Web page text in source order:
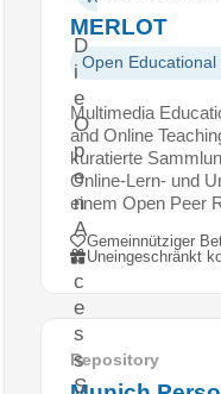
D
i
e
O
p
e
n
A
c
c
e
s
s
S
MERLOT
Open Educational
Multimedia
and Online
kuratierte
Online-Lern- und
einem Open Peer
Gemeinnütziger
Uneingeschränkt
Repository